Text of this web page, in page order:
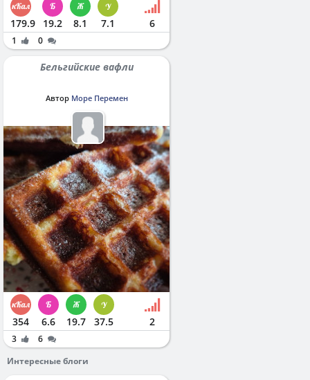
179.9 19.2 8.1 7.1 6
1 0
Бельгийские вафли
Автор Море Перемен
354 6.6 19.7 37.5 2
3
6
Интересные блоги